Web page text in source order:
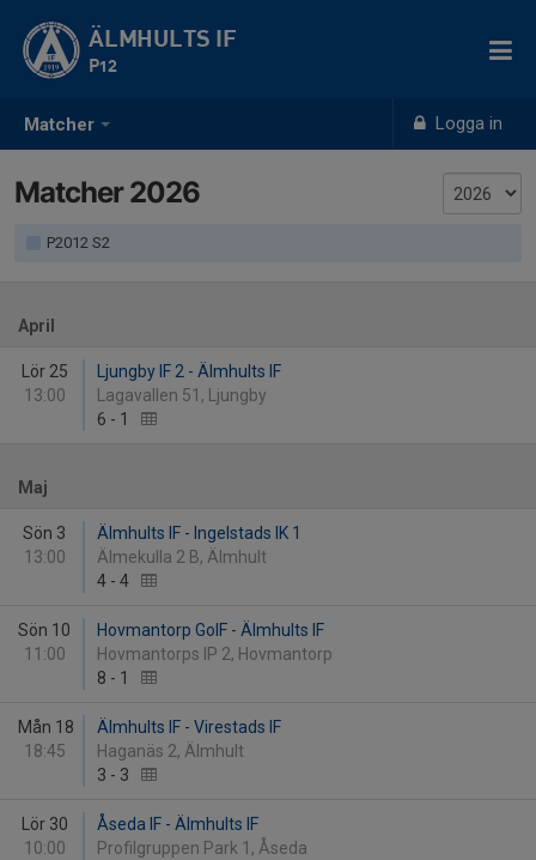
Matcher Logga in
ÄLMHULTS IF
P12
Matcher 2026
P2012 S2
April
Lör 25
13:00
Ljungby IF 2 - Älmhults IF
Lagavallen 51, Ljungby
6 - 1
Maj
Sön 3
13:00
Älmhults IF - Ingelstads IK 1
Älmekulla 2 B, Älmhult
4 - 4
Sön 10
11:00
Hovmantorp GoIF - Älmhults IF
Hovmantorps IP 2, Hovmantorp
8 - 1
Mån 18
18:45
Älmhults IF - Virestads IF
Haganäs 2, Älmhult
3 - 3
Lör 30
10:00
Åseda IF - Älmhults IF
Profilgruppen Park 1, Åseda